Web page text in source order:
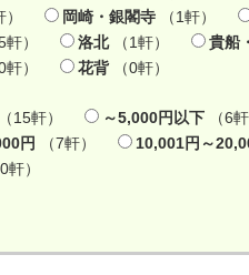
岡崎・銀閣寺 （1軒）
軒） 洛北（1軒）
貴船
軒） 花背（0軒）
（15軒） ～5,000円以下 （6
円
（7軒）
10,001円～
軒）